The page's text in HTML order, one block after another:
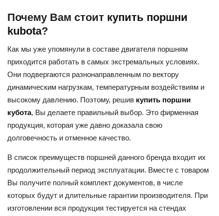
Почему Вам стоит купить поршни
kubota?
Как мы уже упомянули в составе двигателя поршням
приходится работать в самых экстремальных условиях.
Они подвергаются разнонаправленным по вектору
динамическим нагрузкам, температурным воздействиям и
высокому давлению. Поэтому, решив купить поршни
кубота, Вы делаете правильный выбор. Это фирменная
продукция, которая уже давно доказала свою
долговечность и отменное качество.
В список преимуществ поршней данного бренда входит их
продолжительный период эксплуатации. Вместе с товаром
Вы получите полный комплект документов, в числе
которых будут и длительные гарантии производителя. При
изготовлении вся продукция тестируется на стендах